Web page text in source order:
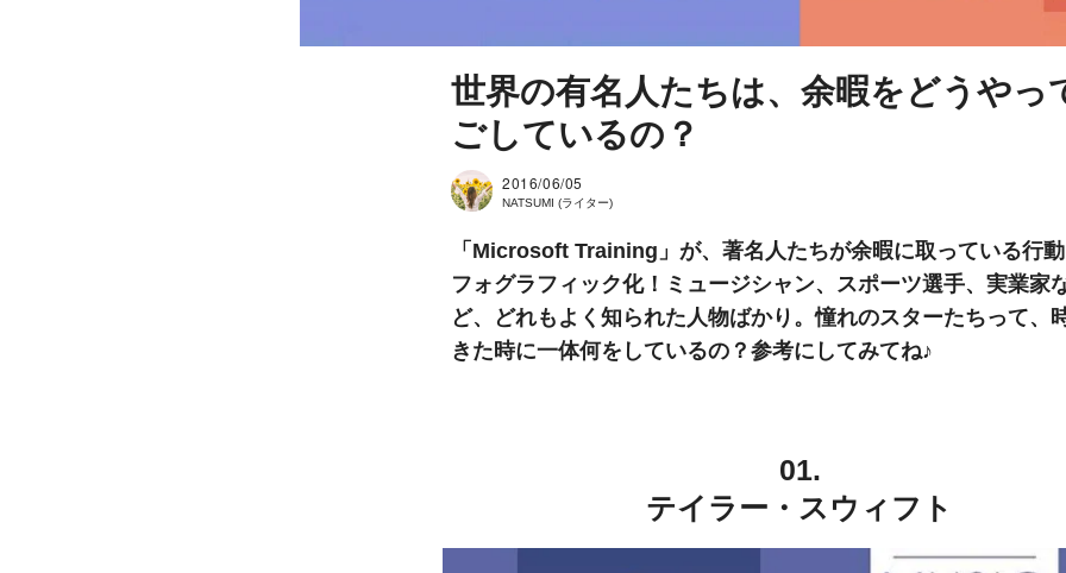
世界の有名人たちは、余暇をどうやっ
ごしているの？
2016/06/05
NATSUMI (ライター)
「Microsoft Training」が、著名人たちが余暇に取っている行
フォグラフィック化！ミュージシャン、スポーツ選手、実業家
ど、どれもよく知られた人物ばかり。憧れのスターたちって、
きた時に一体何をしているの？参考にしてみてね♪
01.
テイラー・スウィフト